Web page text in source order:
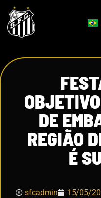
DE
REGIÃO
É
sfcadmin 15/05/